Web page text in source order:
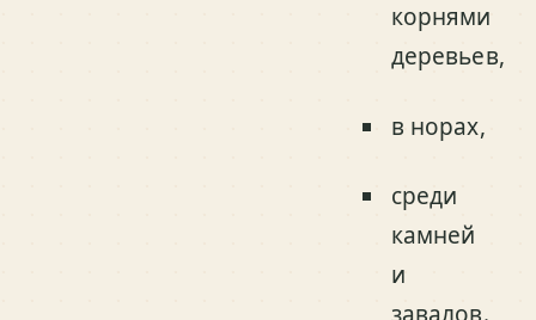
корнями
деревьев,
в норах,
среди
камней
и